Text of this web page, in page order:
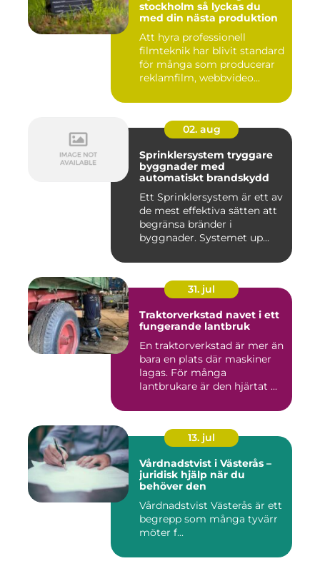
stockholm så lyckas du
med din nästa produktion
Att hyra professionell
filmteknik har blivit standard
för många som producerar
reklamfilm, webbvideo...
02. aug
Sprinklersystem tryggare
byggnader med
automatiskt brandskydd
Ett Sprinklersystem är ett av
de mest effektiva sätten att
begränsa bränder i
byggnader. Systemet up...
31. jul
Traktorverkstad navet i ett
fungerande lantbruk
En traktorverkstad är mer än
bara en plats där maskiner
lagas. För många
lantbrukare är den hjärtat ...
13. jul
Vårdnadstvist i Västerås –
juridisk hjälp när du
behöver den
Vårdnadstvist Västerås är ett
begrepp som många tyvärr
möter f...